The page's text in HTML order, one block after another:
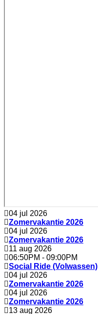
04 jul 2026
Zomervakantie 2026
04 jul 2026
Zomervakantie 2026
11 aug 2026
06:50PM - 09:00PM
Social Ride (Volwassen)
04 jul 2026
Zomervakantie 2026
04 jul 2026
Zomervakantie 2026
13 aug 2026